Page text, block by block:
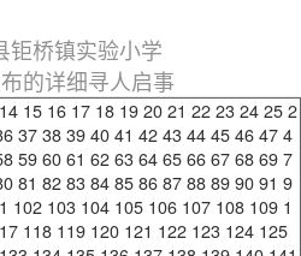
钜桥镇实验小学
的详细寻人启事
14 15 16 17 18 19 20 21 22 23 24 25 2
37 38 39 40 41 42 43 44 45 46 47 4
59 60 61 62 63 64 65 66 67 68 69 7
81 82 83 84 85 86 87 88 89 90 91 9
102 103 104 105 106 107 108 109 1
118 119 120 121 122 123 124 125